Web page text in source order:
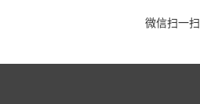
微信扫一扫